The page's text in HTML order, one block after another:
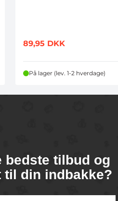
89,95 DKK
På lager (lev. 1-2 hverdage)
bedste tilbud og
til din indbakke?